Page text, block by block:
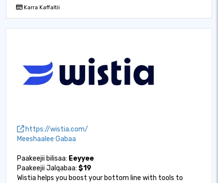
Karra Kaffaltii
https://wistia.com/
Meeshaalee Gabaa
Paakeejii bilisaa: Eeyyee
Paakeejii Jalqabaa: $19
Wistia helps you boost your bottom line with tools to